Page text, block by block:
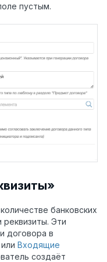
пустым.
банковских
реквизиты. Эти
договора в
или Входящие
создаёт